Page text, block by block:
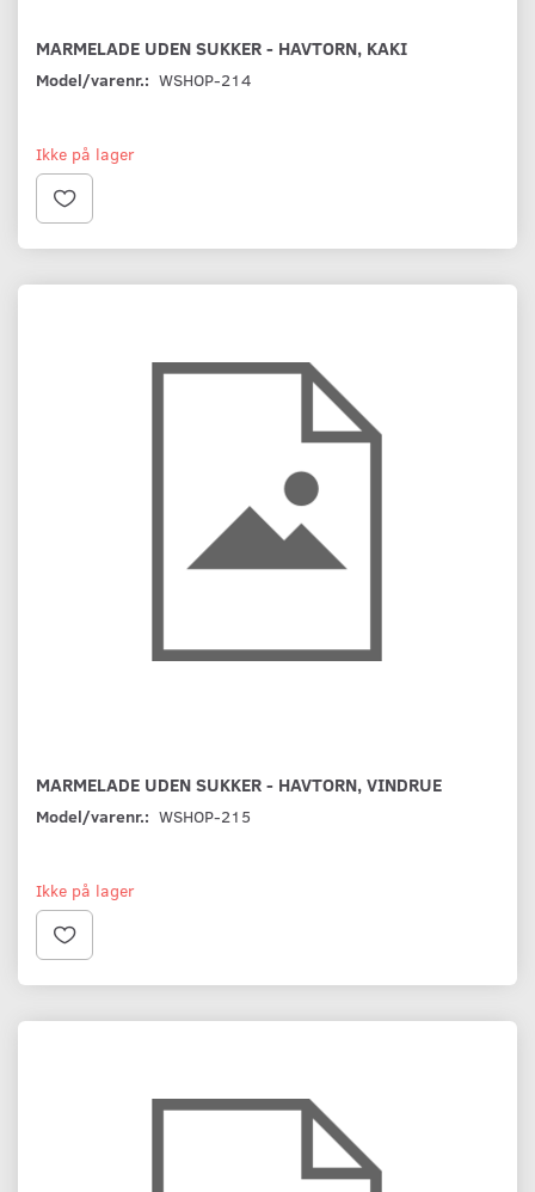
MARMELADE UDEN SUKKER - HAVTORN, KAKI
Model/varenr.: WSHOP-214
Ikke på lager
MARMELADE UDEN SUKKER - HAVTORN, VINDRUE
Model/varenr.: WSHOP-215
Ikke på lager